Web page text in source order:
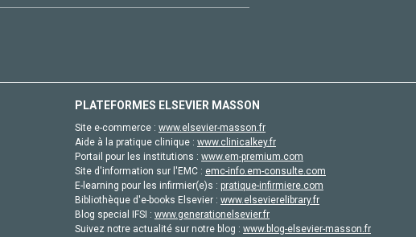
PLATEFORMES ELSEVIER MASSON
Site e-commerce : www.elsevier-masson.fr
Aide à la pratique clinique : www.clinicalkey.fr
Portail pour les institutions : www.em-premium.com
Site d'information sur l'EMC : emc-info.em-consulte.com
E-learning pour les infirmier(e)s : pratique-infirmiere.com
Bibliothèque d'e-books Elsevier : www.elsevierelibrary.fr
Blog special IFSI : www.generationelsevier.fr
Suivez notre actualité sur notre blog : www.blog-elsevier-masson.fr